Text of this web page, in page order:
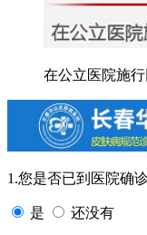
在公立医院施
1.您是否已到医院确
是 还没有